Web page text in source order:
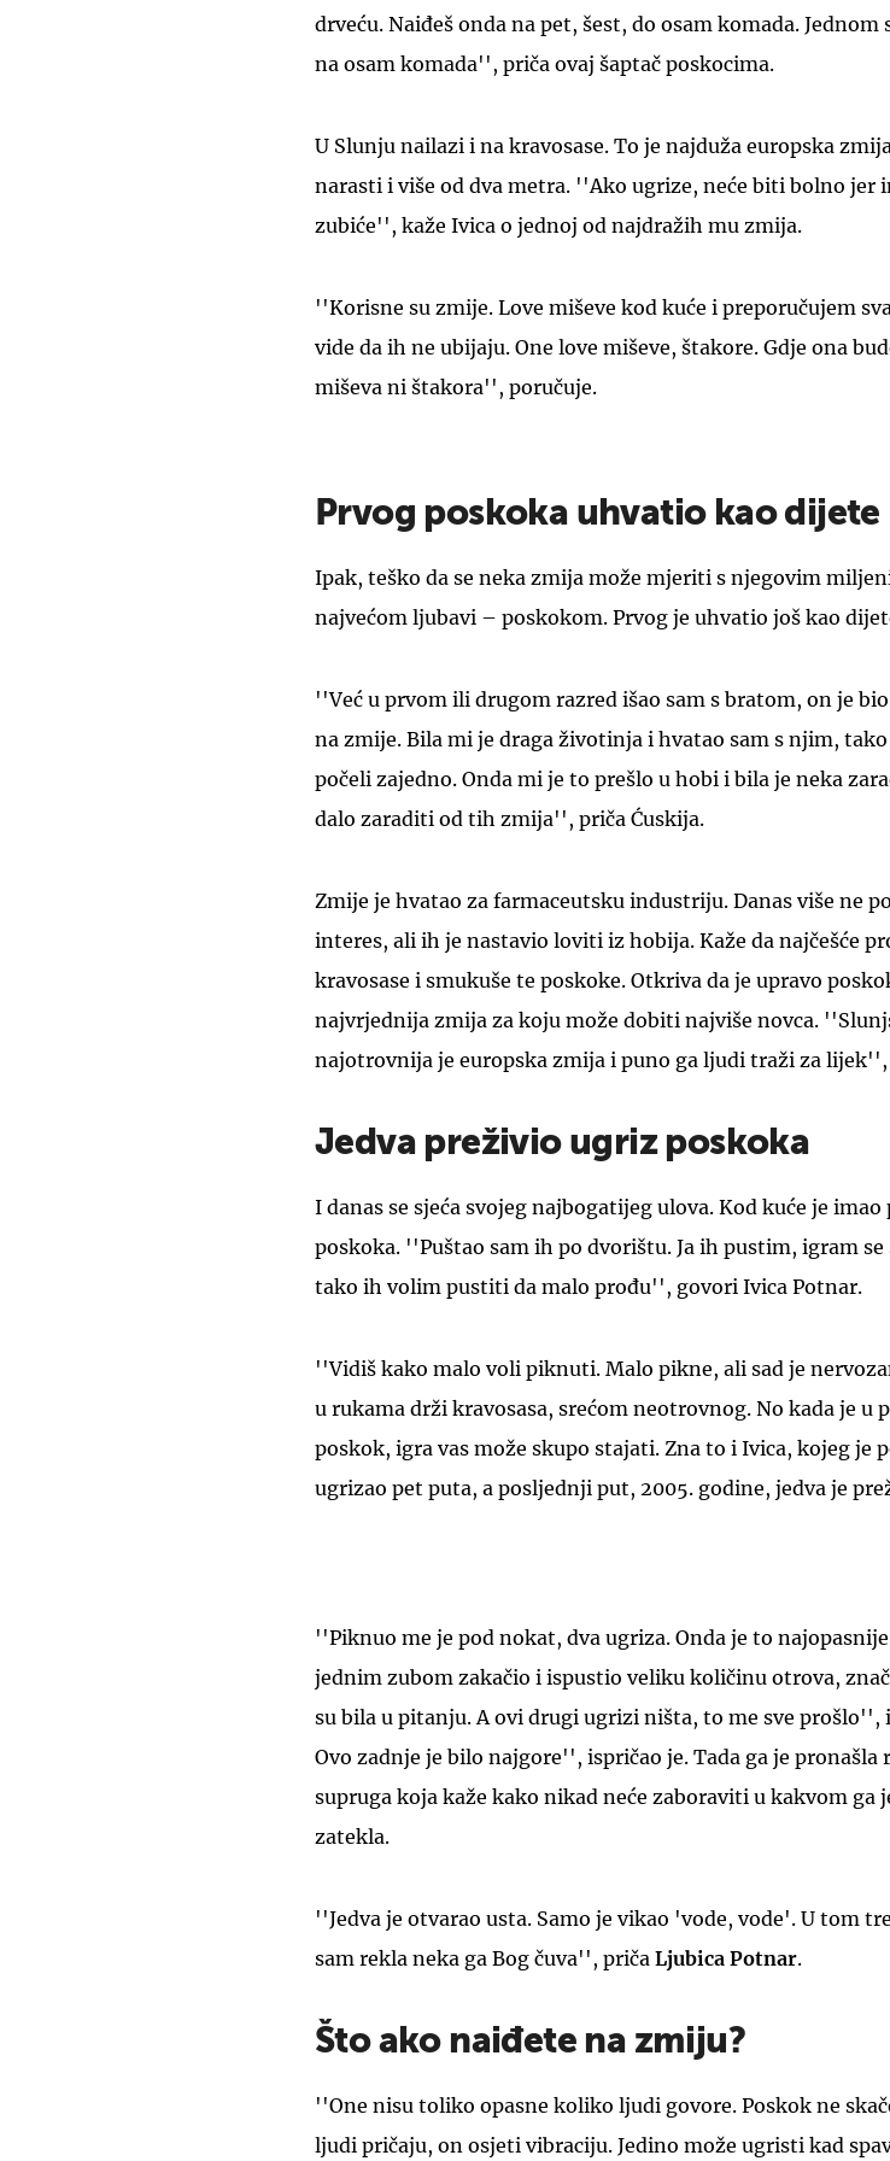
drveću. Naiđeš onda na pet, šest, do osam komada. Jednom
na osam komada'', priča ovaj šaptač poskocima.
U Slunju nailazi i na kravosase. To je najduža europska
narasti i više od dva metra. ''Ako ugrize, neće biti bolno jer
zubiće'', kaže Ivica o jednoj od najdražih mu zmija.
''Korisne su zmije. Love miševe kod kuće i preporučujem
vide da ih ne ubijaju. One love miševe, štakore. Gdje ona
miševa ni štakora'', poručuje.
Prvog poskoka uhvatio kao dijete
Ipak, teško da se neka zmija može mjeriti s njegovim
najvećom ljubavi – poskokom. Prvog je uhvatio još kao
''Već u prvom ili drugom razred išao sam s bratom, on je
na zmije. Bila mi je draga životinja i hvatao sam s njim, tako
počeli zajedno. Onda mi je to prešlo u hobi i bila je neka
dalo zaraditi od tih zmija'', priča Ćuskija.
Zmije je hvatao za farmaceutsku industriju. Danas više ne
interes, ali ih je nastavio loviti iz hobija. Kaže da najčešće
kravosase i smukuše te poskoke. Otkriva da je upravo
najvrjednija zmija za koju može dobiti najviše novca.
najotrovnija je europska zmija i puno ga ljudi traži za lijek'',
Jedva preživio ugriz poskoka
I danas se sjeća svojeg najbogatijeg ulova. Kod kuće je imao
poskoka. ''Puštao sam ih po dvorištu. Ja ih pustim, igram se
tako ih volim pustiti da malo prođu'', govori Ivica Potnar.
''Vidiš kako malo voli piknuti. Malo pikne, ali sad je
u rukama drži kravosasa, srećom neotrovnog. No kada je u
poskok, igra vas može skupo stajati. Zna to i Ivica, kojeg je
ugrizao pet puta, a posljednji put, 2005. godine, jedva je
''Piknuo me je pod nokat, dva ugriza. Onda je to
jednim zubom zakačio i ispustio veliku količinu otrova,
su bila u pitanju. A ovi drugi ugrizi ništa, to me sve prošlo'',
Ovo zadnje je bilo najgore'', ispričao je. Tada ga je pronašla
supruga koja kaže kako nikad neće zaboraviti u kakvom ga
zatekla.
''Jedva je otvarao usta. Samo je vikao 'vode, vode'. U tom
sam rekla neka ga Bog čuva'', priča Ljubica Potnar.
Što ako naiđete na zmiju?
''One nisu toliko opasne koliko ljudi govore. Poskok ne
ljudi pričaju, on osjeti vibraciju. Jedino može ugristi kad
UKLJUČITE